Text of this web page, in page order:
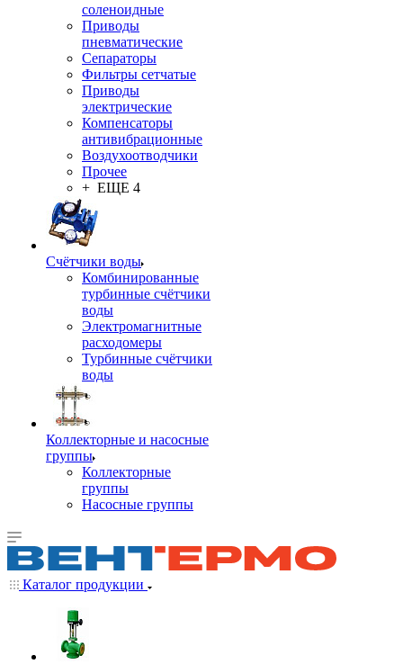
соленоидные
Приводы
пневматические
Сепараторы
Фильтры сетчатые
Приводы
электрические
Компенсаторы
антивибрационные
Воздухоотводчики
Прочее
+ ЕЩЕ 4
Счётчики воды
Комбинированные
турбинные счётчики
воды
Электромагнитные
расходомеры
Турбинные счётчики
воды
Коллекторные и насосные
группы
Коллекторные
группы
Насосные группы
Каталог продукции